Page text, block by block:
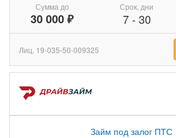
Сумма до
30 000 ₽
Срок, дни
7- 30
Лиц. 19-035-50-009325
Займ под залог ПТС